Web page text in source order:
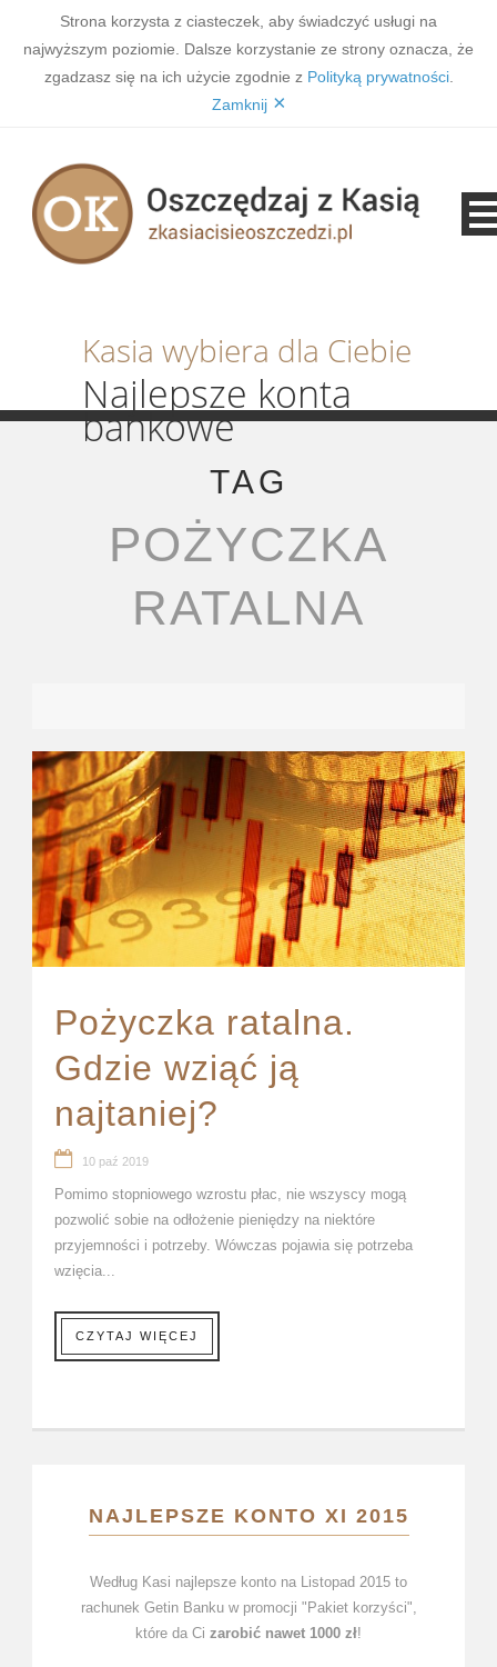
Strona korzysta z ciasteczek, aby świadczyć usługi na
najwyższym poziomie. Dalsze korzystanie ze strony oznacza, że
zgadzasz się na ich użycie zgodnie z Polityką prywatności.
Zamknij ×
Kasia wybiera dla Ciebie
Najlepsze konta
bankowe
TAG
POŻYCZKA
RATALNA
Pożyczka ratalna.
Gdzie wziąć ją
najtaniej?
10 paź 2019
Pomimo stopniowego wzrostu płac, nie wszyscy mogą
pozwolić sobie na odłożenie pieniędzy na niektóre
przyjemności i potrzeby. Wówczas pojawia się potrzeba
wzięcia...
CZYTAJ WIĘCEJ
NAJLEPSZE KONTO XI 2015
Według Kasi najlepsze konto na Listopad 2015 to
rachunek Getin Banku w promocji "Pakiet korzyści",
które da Ci zarobić nawet 1000 zł!